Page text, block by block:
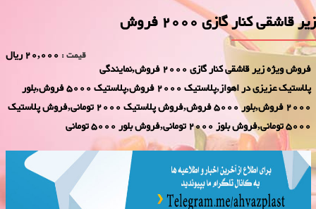
زیر قاشقی کنار گازی 2000 فروش
قیمت : 20,000 ریال
فروش ویژه زیر قاشقی کنار گازی 2000 فروش,نمایندگی
پلاستیک عزیزی در اهواز,پلاستیک 2000 فروش,پلاستیک 5000 فروش,بلور
2000 فروش,بلور 5000 فروش,فروش پلاستیک 2000 تومانی,فروش پلاستیک
5000 تومانی,فروش بلوز 2000 تومانی,فروش بلور 5000 تومانی